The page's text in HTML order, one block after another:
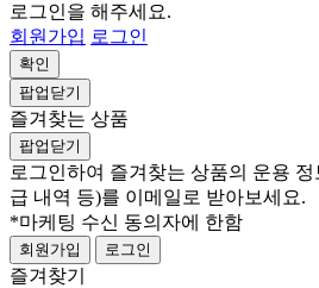
로그인을 해주세요.
회원가입 로그인
확인
팝업닫기
즐겨찾는 상품
팝업닫기
로그인하여 즐겨찾는 상품의 운용 정
급 내역 등)를 이메일로 받아보세요.
*마케팅 수신 동의자에 한함
회원가입 로그인
즐겨찾기